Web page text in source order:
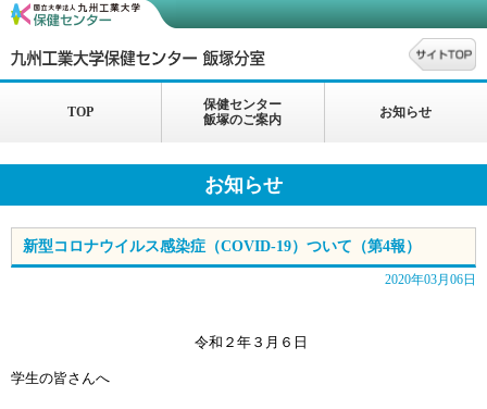
TOP
保健センター
飯塚のご案内
お知らせ
お知らせ
新型コロナウイルス感染症（COVID-19）ついて（第4報）
2020年03月06日
令和２年３月６日
学生の皆さんへ